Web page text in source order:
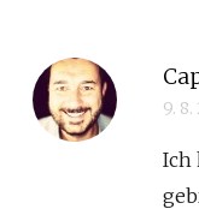
9.
Ich